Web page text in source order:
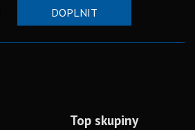
DOPLNIT
Top skupiny